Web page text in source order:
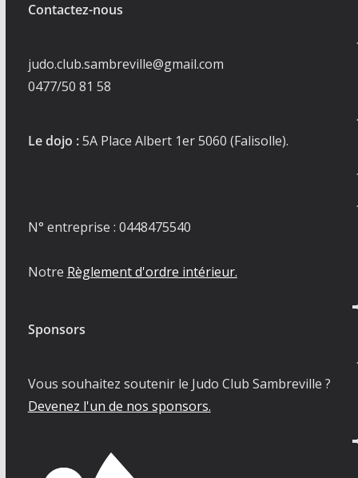
Contactez-nous
judo.club.sambreville@gmail.com
0477/50 81 58
Le dojo :5A Place Albert 1er 5060 (Falisolle).
N° entreprise : 0448475540
Notre Règlement d'ordre intérieur.
Sponsors
Vous souhaitez soutenir le Judo Club Sambreville ?
Devenez l'un de nos sponsors.